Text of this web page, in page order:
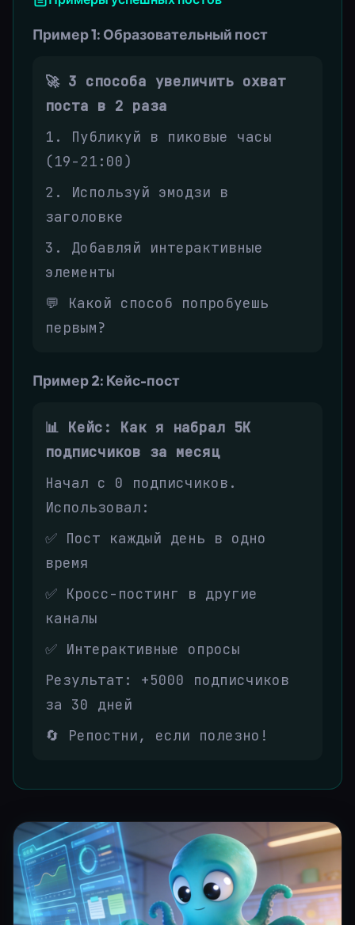
Пример 1: Образовательный пост
🚀 3 способа увеличить охват
поста в 2 раза
1. Публикуй в пиковые часы
(19-21:00)
2. Используй эмодзи в
заголовке
3. Добавляй интерактивные
элементы
💬 Какой способ попробуешь
первым?
Пример 2: Кейс-пост
📊 Кейс: Как я набрал 5К
подписчиков за месяц
Начал с 0 подписчиков.
Использовал:
✅ Пост каждый день в одно
время
✅ Кросс-постинг в другие
каналы
✅ Интерактивные опросы
Результат: +5000 подписчиков
за 30 дней
🔄 Репостни, если полезно!